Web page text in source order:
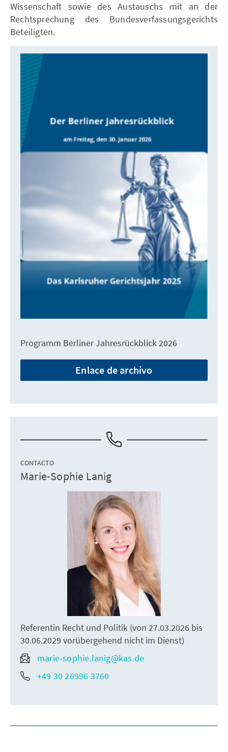
Wissenschaft sowie des Austauschs mit an der
Rechtsprechung des Bundesverfassungsgerichts
Beteiligten.
Programm Berliner Jahresrückblick 2026
Enlace de archivo
CONTACTO
Marie-Sophie Lanig
Referentin Recht und Politik (von 27.03.2026 bis
30.06.2029 vorübergehend nicht im Dienst)
marie-sophie.lanig@kas.de
+49 30 26996 3760